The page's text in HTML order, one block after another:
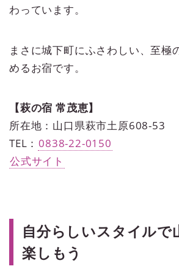
わっています。
まさに城下町にふさわしい、至極
めるお宿です。
【萩の宿 常茂恵】
所在地：山口県萩市土原608-53
TEL： 0838-22-0150
公式サイト
自分らしいスタイルで
楽しもう